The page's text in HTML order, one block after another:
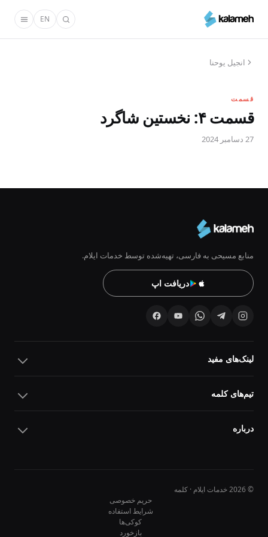
محتوای
EN
انجیل یوحنا
قسمت
قسمت ۴: نخستین شاگرد
27 دسامبر 2024
منابع مسیحی به فارسی، تهیه‌شده توسط خدمات ایلام.
دریافت اپ
لینک‌های مفید
تیم‌های کلمه
درباره
© 2026 خدمات ایلام · کلمه
حریم خصوصی
شرایط استفاده
کوکی‌ها
بازخورد
10